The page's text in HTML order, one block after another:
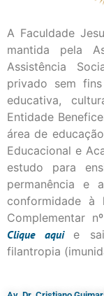
A Faculdade
mantida pela
Assistência
privado sem
educativa,
Entidade
área de
Educacional e
estudo para
permanência e
conformidade
Complementar
Cliqueaqui
e
filantropia